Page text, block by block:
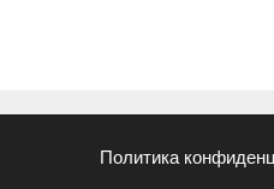
Политика